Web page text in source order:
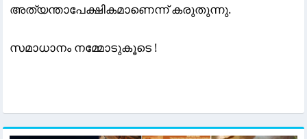
അത്യന്താപേക്ഷികമാണെന്ന് കരുതുന്നു.
സമാധാനം നമ്മോടുകൂടെ !